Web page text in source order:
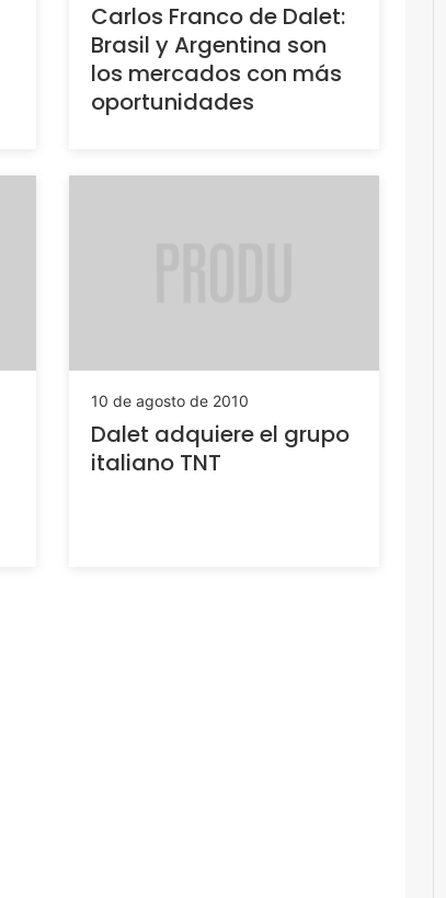
Carlos Franco de Dalet:
Brasil y Argentina son
los mercados con más
oportunidades
10 de agosto de 2010
Dalet adquiere el grupo
italiano TNT